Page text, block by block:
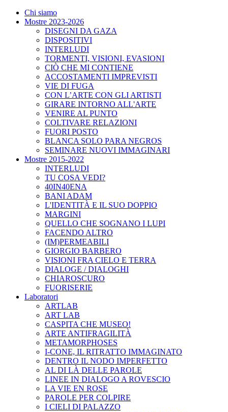
Chi siamo
Mostre 2023-2026
DISEGNI DA GAZA
DISPOSITIVI
INTERLUDI
TORMENTI, VISIONI, EVASIONI
CIÒ CHE MI CONTIENE
ACCOSTAMENTI IMPREVISTI
VIE DI FUGA
CON L’ARTE CON GLI ARTISTI
GIRARE INTORNO ALL'ARTE
VENIRE AL PUNTO
COLTIVARE RELAZIONI
FUORI POSTO
BLANCA SOLO PARA NEGROS
SEMINARE NUOVI IMMAGINARI
Mostre 2015-2022
INTERLUDI
TU COSA VEDI?
40IN40ENA
BANI ADAM
L'IDENTITÀ E IL SUO DOPPIO
MARGINI
QUELLO CHE SOGNANO I LUPI
FACENDO ALTRO
(IM)PERMEABILI
GIORGIO BARBERO
VISIONI FRA CIELO E TERRA
DIALOGE / DIALOGHI
CHIAROSCURO
FUORISERIE
Laboratori
ARTLAB
ART LAB
CASPITA CHE MUSEO!
ARTE ANTIFRAGILITÀ
METAMORPHOSES
I-CONE, IL RITRATTO IMMAGINATO
DENTRO IL NODO IMPERFETTO
AL DI LÀ DELLE PAROLE
LINEE IN DIALOGO A ROVESCIO
LA VIE EN ROSE
PAROLE PER COLPIRE
I CIELI DI PALAZZO